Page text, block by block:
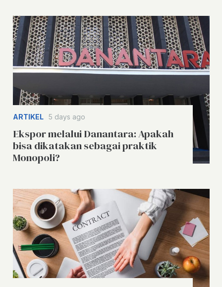
ARTIKEL 5 days ago
Ekspor melalui Danantara: Apakah
bisa dikatakan sebagai praktik
Monopoli?